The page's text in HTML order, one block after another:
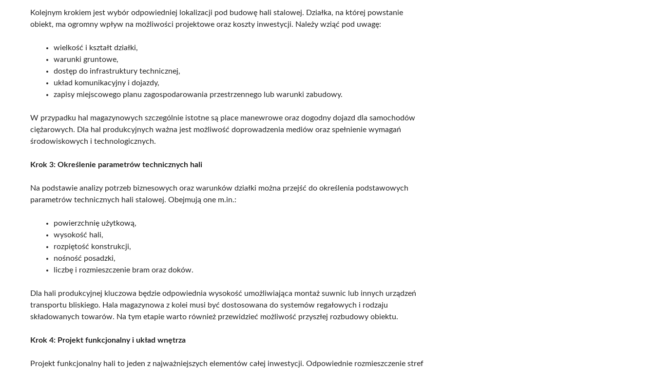
Kolejnym krokiem jest wybór odpowiedniej lokalizacji pod budowę hali stalowej. Działka, na której powstanie
obiekt, ma ogromny wpływ na możliwości projektowe oraz koszty inwestycji. Należy wziąć pod uwagę:
wielkość i kształt działki,
warunki gruntowe,
dostęp do infrastruktury technicznej,
układ komunikacyjny i dojazdy,
zapisy miejscowego planu zagospodarowania przestrzennego lub warunki zabudowy.
W przypadku hal magazynowych szczególnie istotne są place manewrowe oraz dogodny dojazd dla samochodów
ciężarowych. Dla hal produkcyjnych ważna jest możliwość doprowadzenia mediów oraz spełnienie wymagań
środowiskowych i technologicznych.
Krok 3: Określenie parametrów technicznych hali
Na podstawie analizy potrzeb biznesowych oraz warunków działki można przejść do określenia podstawowych
parametrów technicznych hali stalowej. Obejmują one m.in.:
powierzchnię użytkową,
wysokość hali,
rozpiętość konstrukcji,
nośność posadzki,
liczbę i rozmieszczenie bram oraz doków.
Dla hali produkcyjnej kluczowa będzie odpowiednia wysokość umożliwiająca montaż suwnic lub innych urządzeń
transportu bliskiego. Hala magazynowa z kolei musi być dostosowana do systemów regałowych i rodzaju
składowanych towarów. Na tym etapie warto również przewidzieć możliwość przyszłej rozbudowy obiektu.
Krok 4: Projekt funkcjonalny i układ wnętrza
Projekt funkcjonalny hali to jeden z najważniejszych elementów całej inwestycji. Odpowiednie rozmieszczenie stref